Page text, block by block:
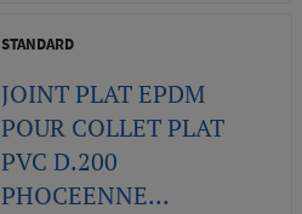
STANDARD
JOINT PLAT EPDM
POUR COLLET PLAT
PVC D.200
PHOCEENNE...